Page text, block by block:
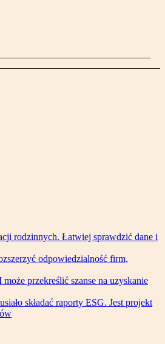
rodzinnych. Łatwiej sprawdzić dane i
odpowiedzialność firm,
przekreślić szanse na uzyskanie
składać raporty ESG. Jest projekt